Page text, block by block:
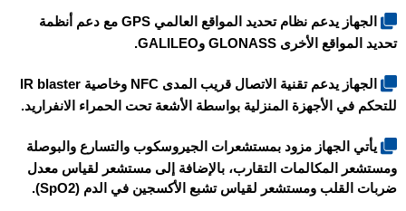
الجهاز يدعم نظام تحديد المواقع العالمي GPS مع دعم أنظمة
تحديد المواقع الأخرى GLONASS وGALILEO.
الجهاز يدعم تقنية الاتصال قريب المدى NFC وخاصية IR blaster
للتحكم في الأجهزة المنزلية بواسطة الأشعة تحت الحمراء الانفراريد.
يأتي الجهاز مزود بمستشعرات الجيروسكوب والتسارع والبوصلة
ومستشعر المكالمات التقارب، بالإضافة إلى مستشعر لقياس معدل
ضربات القلب ومستشعر لقياس تشبع الأكسجين في الدم (SpO2).